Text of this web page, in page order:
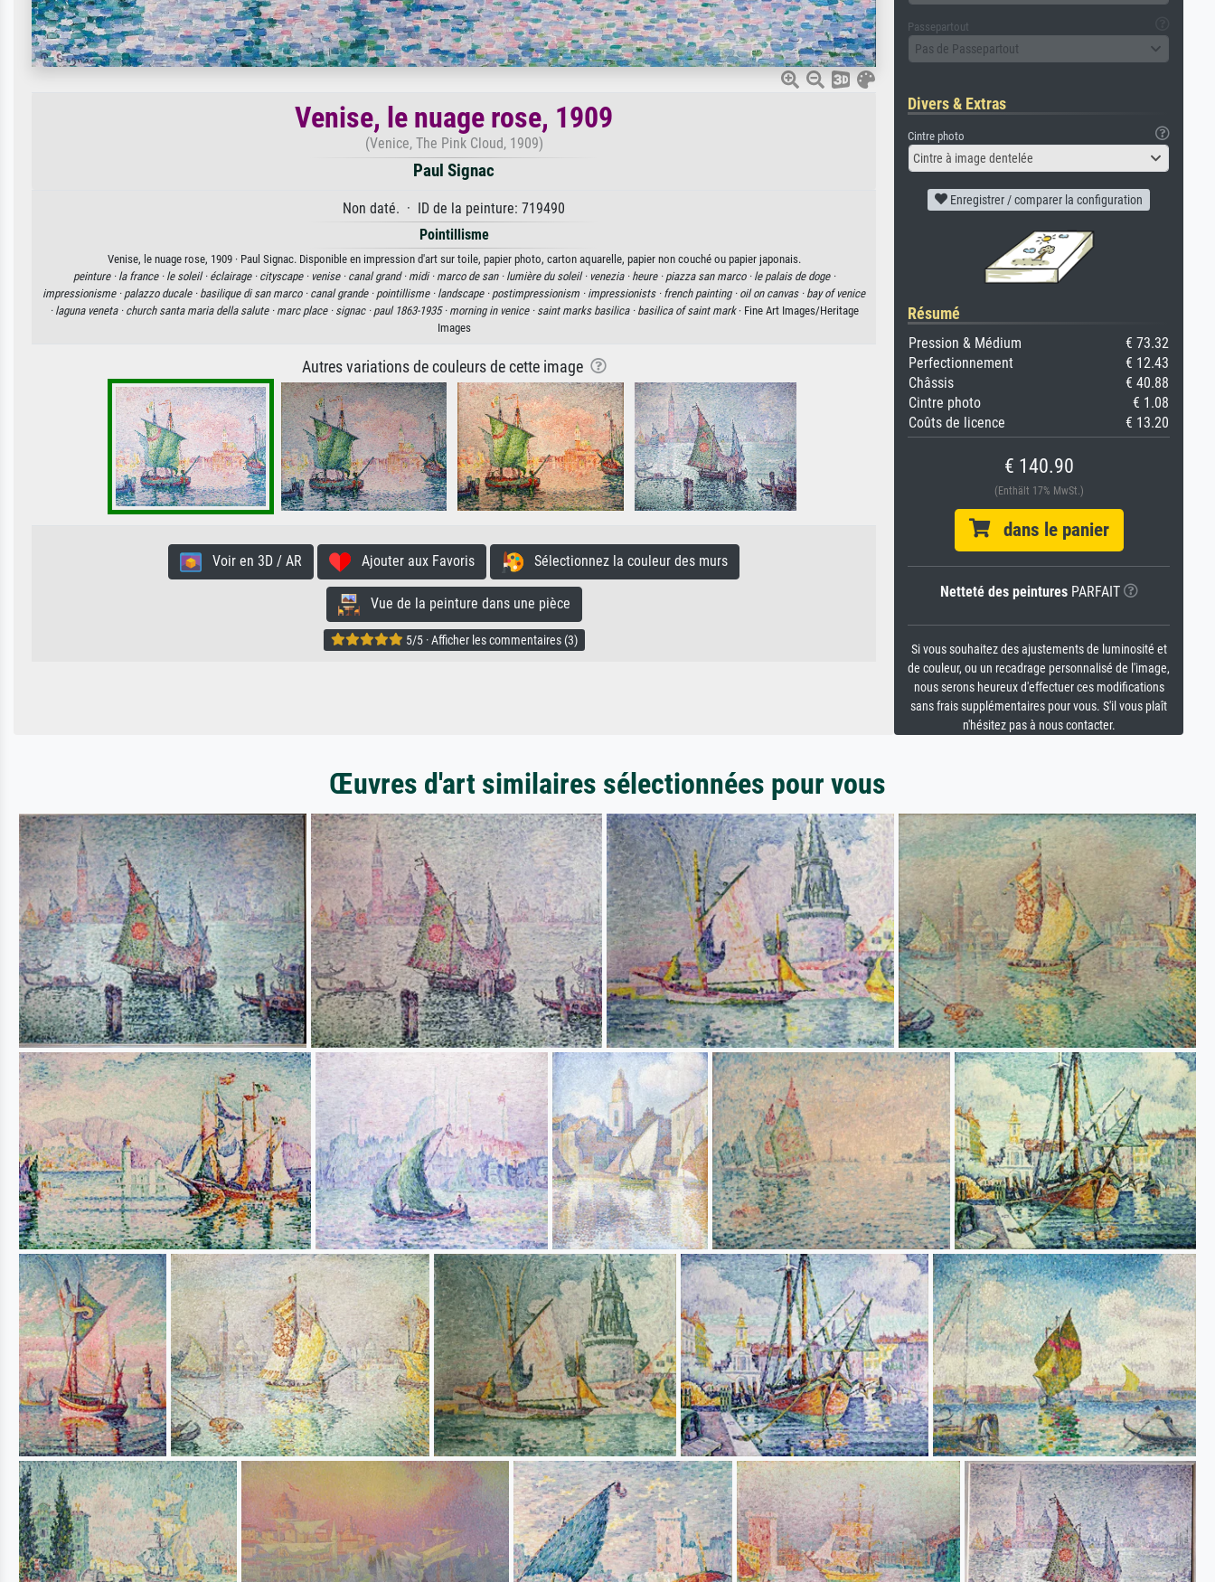
Venise, le nuage rose, 1909
(Venice, The Pink Cloud, 1909)
Paul Signac
Non daté. · ID de la peinture: 719490
Pointillisme
Venise, le nuage rose, 1909 · Paul Signac. Disponible en impression d'art sur toile, papier photo, carton aquarelle, papier non couché ou papier japonais.
peinture · la france · le soleil · éclairage · cityscape · venise · canal grand · midi · marco de san · lumière du soleil · venezia · heure · piazza san marco · le palais de doge ·
impressionisme · palazzo ducale · basilique di san marco · canal grande · pointillisme · landscape · postimpressionism · impressionists · french painting · oil on canvas · bay of venice
· laguna veneta · church santa maria della salute · marc place · signac · paul 1863-1935 · morning in venice · saint marks basilica · basilica of saint mark· Fine Art Images/Heritage
Images
Autres variations de couleurs de cette image
Voir en 3D / AR Ajouter aux Favoris Sélectionnez la couleur des murs
Vue de la peinture dans une pièce
5/5 · Afficher les commentaires (3)
Passepartout
Pas de Passepartout
Divers & Extras
Cintre photo
Cintre à image dentelée
Enregistrer / comparer la configuration
Résumé
Pression & Médium
€ 73.32
Perfectionnement
€ 12.43
Châssis
€ 40.88
Cintre photo
€ 1.08
Coûts de licence
€ 13.20
€ 140.90
(Enthält 17% MwSt.)
dans le panier
Netteté des peinturesPARFAIT
Si vous souhaitez des ajustements de luminosité et
de couleur, ou un recadrage personnalisé de l'image,
nous serons heureux d'effectuer ces modifications
sans frais supplémentaires pour vous. S'il vous plaît
n'hésitez pas à nous contacter.
Œuvres d'art similaires sélectionnées pour vous